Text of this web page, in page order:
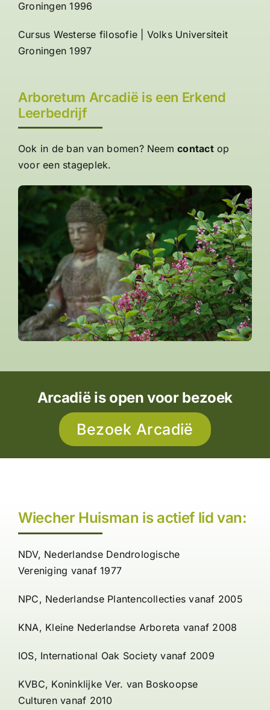
Groningen 1996
Cursus Westerse filosofie | Volks Universiteit
Groningen 1997
Arboretum Arcadië is een Erkend
Leerbedrijf
Ook in de ban van bomen? Neemcontactop
voor een stageplek.
Arcadië is open voor bezoek
Bezoek Arcadië
Wiecher Huisman is actief lid van:
NDV, Nederlandse Dendrologische
Vereniging vanaf 1977
NPC, Nederlandse Plantencollecties vanaf 2005
KNA, Kleine Nederlandse Arboreta vanaf 2008
IOS, International Oak Society vanaf 2009
KVBC, Koninklijke Ver. van Boskoopse
Culturenvanaf 2010